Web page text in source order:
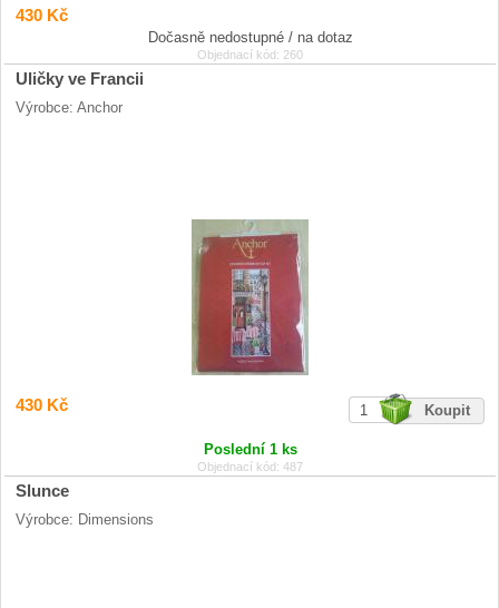
430 Kč
Dočasně nedostupné / na dotaz
Objednací kód: 260
Uličky ve Francii
Výrobce: Anchor
430 Kč
Poslední 1 ks
Objednací kód: 487
Slunce
Výrobce: Dimensions